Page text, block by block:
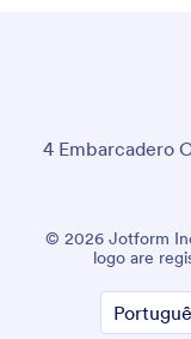
4 Embarcadero
© 2026 Jotform
logo are